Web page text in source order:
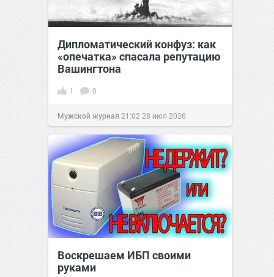
Дипломатический конфуз: как
«опечатка» спасала репутацию
Вашингтона
1 0
Мужской журнал 21:02 28 июл 2026
Воскрешаем ИБП своими
руками